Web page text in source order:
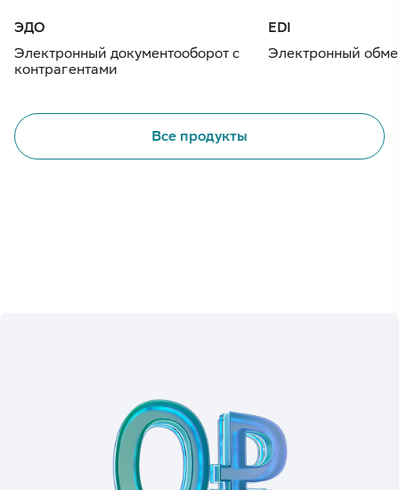
ЭДО
Электронный документооборот с
контрагентами
EDI
Электронный
Все продукты